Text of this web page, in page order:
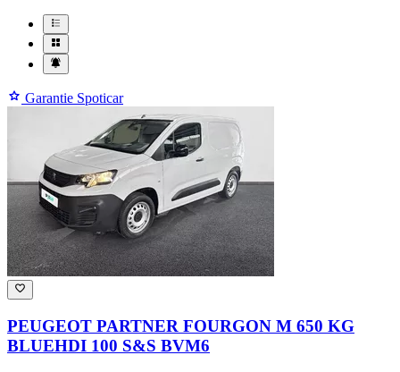
Garantie Spoticar
PEUGEOT PARTNER FOURGON M 650 KG
BLUEHDI 100 S&S BVM6